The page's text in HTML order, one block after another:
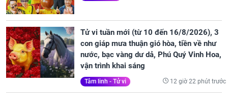
Tử vi tuần mới (từ 10 đến 16/8/2026), 3
con giáp mưa thuận gió hòa, tiền về như
nước, bạc vàng dư dả, Phú Quý Vinh Hoa,
vận trình khai sáng
Tâm linh - Tử vi 12 giờ 22 phút trước